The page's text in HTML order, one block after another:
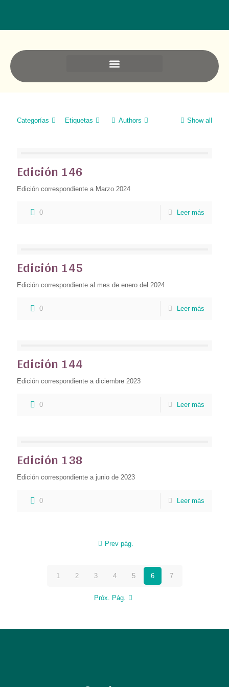
Categorías Etiquetas Authors Show all
Edición 146
Edición correspondiente a Marzo 2024
0 Leer más
Edición 145
Edición correspondiente al mes de enero del 2024
0 Leer más
Edición 144
Edición correspondiente a diciembre 2023
0 Leer más
Edición 138
Edición correspondiente a junio de 2023
0 Leer más
Prev pág.
1 2 3 4 5 6 7
Próx. Pág.